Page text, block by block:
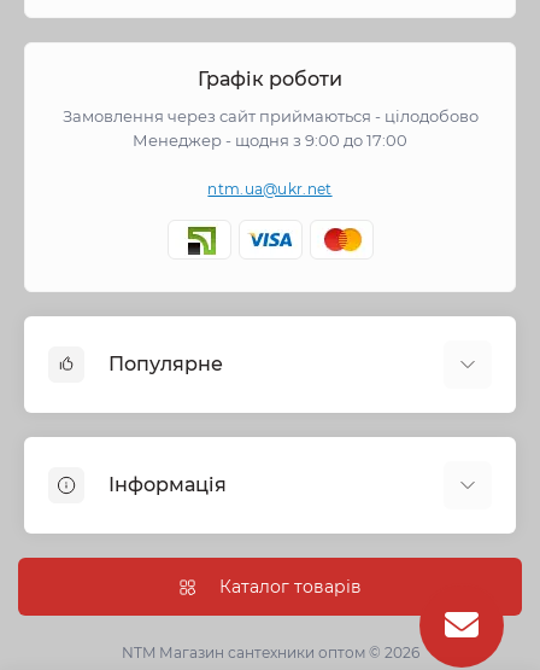
Графік роботи
Замовлення через сайт приймаються - цілодобово
Менеджер - щодня з 9:00 до 17:00
ntm.ua@ukr.net
Популярне
Запірна арматура
Труби та фітинги
Насосне обладнання
Інформація
Інформація про доставку
Про нас
Умови угоди
Каталог товарів
NTM Магазин сантехники оптом © 2026